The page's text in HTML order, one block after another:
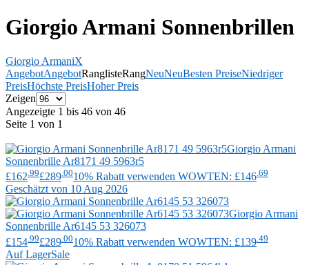
Giorgio Armani Sonnenbrillen
Giorgio ArmaniX
AngebotAngebotRanglisteRangNeuNeuBesten PreiseNiedriger
PreisHöchste PreisHoher Preis
Zeigen
Angezeigte 1 bis 46 von 46
Seite 1 von 1
Giorgio Armani
Sonnenbrille Ar8171 49 5963r5
£162 .99£289 .0010% Rabatt verwenden WOWTEN: £146 .69
Geschätzt von 10 Aug 2026
Giorgio Armani
Sonnenbrille Ar6145 53 326073
£154 .99£289 .0010% Rabatt verwenden WOWTEN: £139 .49
Auf LagerSale